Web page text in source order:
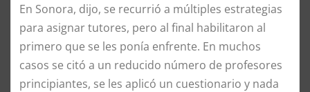
En Sonora, dijo, se recurrió a múltiples estrategias
para asignar tutores, pero al final habilitaron al
primero que se les ponía enfrente. En muchos
casos se citó a un reducido número de profesores
principiantes, se les aplicó un cuestionario y nada